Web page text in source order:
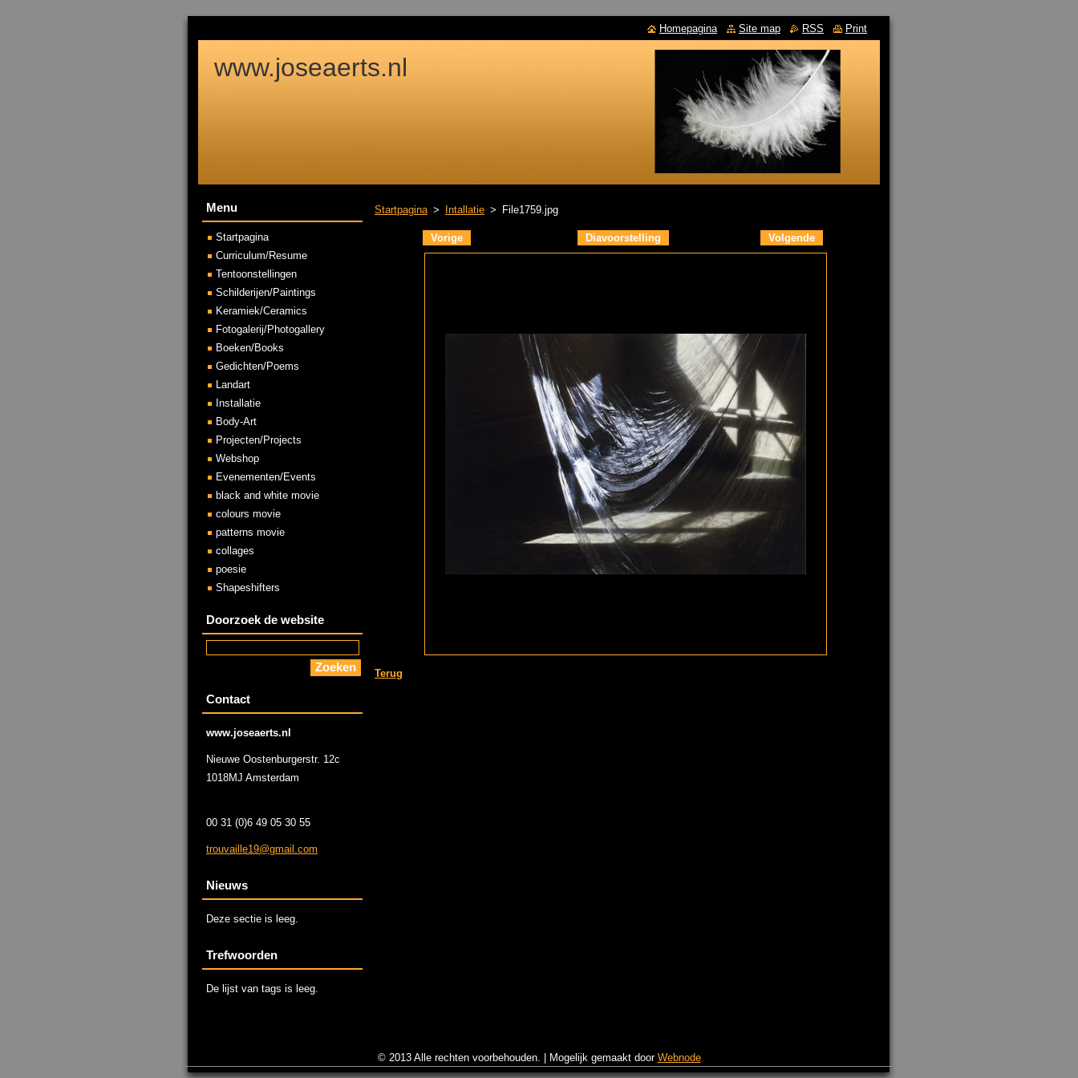
www.joseaerts.nl
Startpagina > Intallatie > File1759.jpg
Vorige Diavoorstelling Volgende
Terug
Menu
Startpagina
Curriculum/Resume
Tentoonstellingen
Schilderijen/Paintings
Keramiek/Ceramics
Fotogalerij/Photogallery
Boeken/Books
Gedichten/Poems
Landart
Installatie
Body-Art
Projecten/Projects
Webshop
Evenementen/Events
black and white movie
colours movie
patterns movie
collages
poesie
Shapeshifters
Doorzoek de website
Contact
www.joseaerts.nl
Nieuwe Oostenburgerstr. 12c
1018MJ Amsterdam
00 31 (0)6 49 05 30 55
trouvail le19@gmail.com
Nieuws
Deze sectie is leeg.
Trefwoorden
De lijst van tags is leeg.
Homepagina Site map RSS Print
© 2013 Alle rechten voorbehouden. Mogelijk gemaakt door Webnode